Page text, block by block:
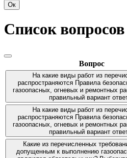
Ок
Список вопросов
Вопрос
На какие виды работ из
распространяются Правила
газоопасных, огневых и ремонтных
правильный вариант
На какие виды работ из
распространяются Правила
газоопасных, огневых и ремонтных
правильный вариант
Какие из перечисленных
допущенным к выполнению